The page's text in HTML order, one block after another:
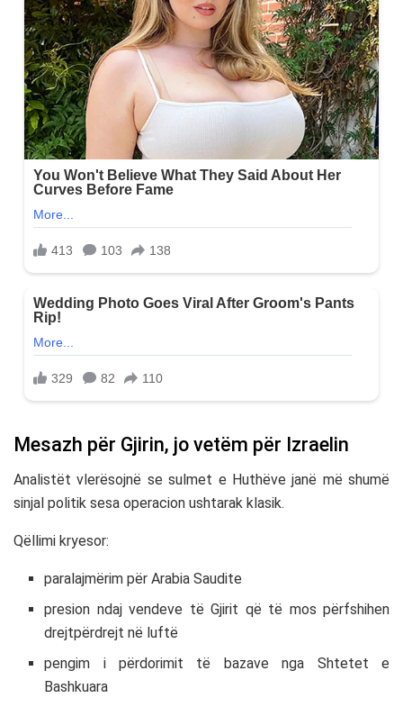
Mesazh për Gjirin, jo vetëm për Izraelin
Analistët vlerësojnë se sulmet e Huthëve janë më shumë
sinjal politik sesa operacion ushtarak klasik.
Qëllimi kryesor:
paralajmërim përArabia Saudite
presion ndaj vendeve të Gjirit që të mos përfshihen
drejtpërdrejt në luftë
pengim i përdorimit të bazave nga Shtetet e
Bashkuara